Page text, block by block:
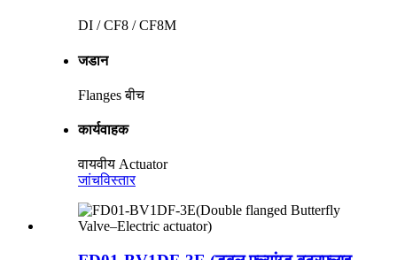
DI / CF8 / CF8M
जडान
Flanges बीच
कार्यवाहक
वायवीय Actuator
जांचविस्तार